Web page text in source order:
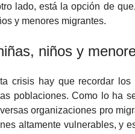
lado, está la opción de
y menores migrantes.
niños y
crisis hay que recordar
poblaciones. Como lo ha
organizaciones pro
altamente vulnerables, y